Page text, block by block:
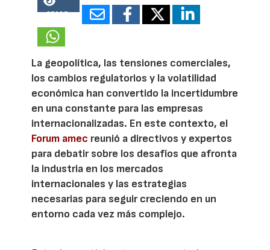
25085
La geopolítica, las tensiones comerciales,
los cambios regulatorios y la volatilidad
económica han convertido la incertidumbre
en una constante para las empresas
internacionalizadas. En este contexto, el
Forum amec reunió a directivos y expertos
para debatir sobre los desafíos que afronta
la industria en los mercados
internacionales y las estrategias
necesarias para seguir creciendo en un
entorno cada vez más complejo.